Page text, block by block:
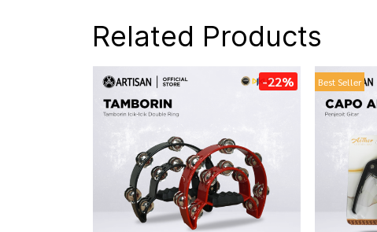
Related Products
-22% Best Seller